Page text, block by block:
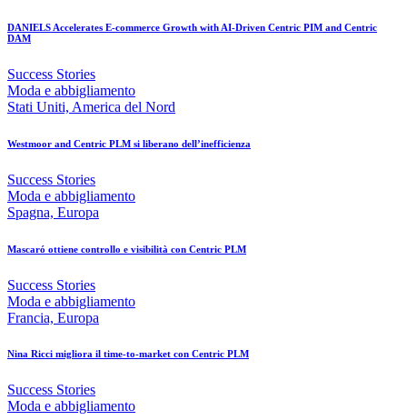
DANIELS Accelerates E-commerce Growth with AI-Driven Centric PIM and Centric
DAM
Success Stories
Moda e abbigliamento
Stati Uniti, America del Nord
Westmoor and Centric PLM si liberano dell’inefficienza
Success Stories
Moda e abbigliamento
Spagna, Europa
Mascaró ottiene controllo e visibilità con Centric PLM
Success Stories
Moda e abbigliamento
Francia, Europa
Nina Ricci migliora il time-to-market con Centric PLM
Success Stories
Moda e abbigliamento